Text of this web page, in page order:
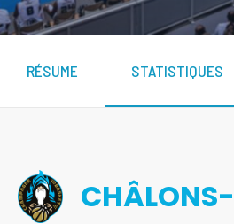
RÉSUME STATISTIQUES